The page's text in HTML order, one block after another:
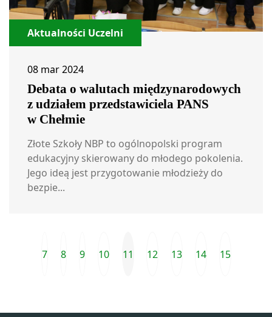
Aktualności Uczelni
08 mar 2024
Debata o walutach międzynarodowych
z udziałem przedstawiciela PANS
w Chełmie
Złote Szkoły NBP to ogólnopolski program
edukacyjny skierowany do młodego pokolenia.
Jego ideą jest przygotowanie młodzieży do
bezpie...
Przejdź do ostatniej strony
Poprzednia strona
7 8 9 10 11 12 13 14 15